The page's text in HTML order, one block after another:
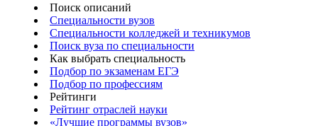
Поиск описаний
Специальности вузов
Специальности колледжей и техникумов
Поиск вуза по специальности
Как выбрать специальность
Подбор по экзаменам ЕГЭ
Подбор по профессиям
Рейтинги
Рейтинг отраслей науки
«Лучшие программы вузов»